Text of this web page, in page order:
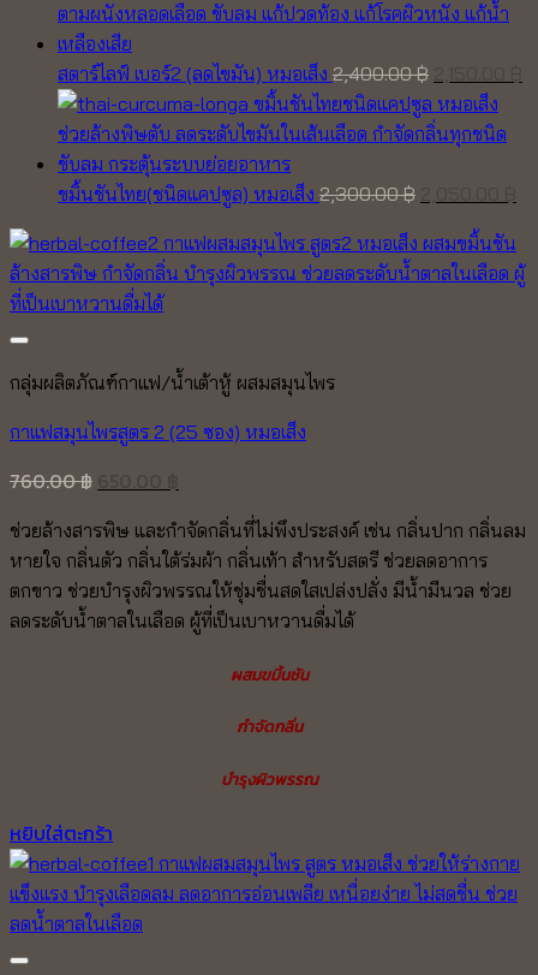
was:
2,850.00 ฿.
is:
สตาร์ไลฟ์ เบอร์2 (ลดไขมัน) หมอเส็ง 2,400.00฿
price
was:
ขมิ้นชันไทย(ชนิดแคปซูล) หมอเส็ง 2,300.00฿
was:
2,300.00 ฿.
is:
กลุ่มผลิตภัณฑ์กาแฟ/น้ำเต้าหู้ ผสมสมุนไพร
กาแฟสมุนไพรสูตร 2 (25 ซอง) หมอเส็ง
760.00฿
was:
760.00 ฿.
is:
650.00 ฿.
ช่วยล้างสารพิษ และกำจัดกลิ่นที่ไม่พึงประสงค์ เช่น กลิ่นปาก กลิ่นลม
หายใจ กลิ่นตัว กลิ่นใต้ร่มผ้า กลิ่นเท้า สำหรับสตรี ช่วยลดอาการ
ตกขาว ช่วยบำรุงผิวพรรณให้ชุ่มชื่นสดใสเปล่งปลั่ง มีน้ำมีนวล ช่วย
ลดระดับน้ำตาลในเลือด ผู้ที่เป็นเบาหวานดื่มได้
ผสมขมิ้นชัน
กำจัดกลิ่น
บำรุงผิวพรรณ
หยิบใส่ตะกร้า